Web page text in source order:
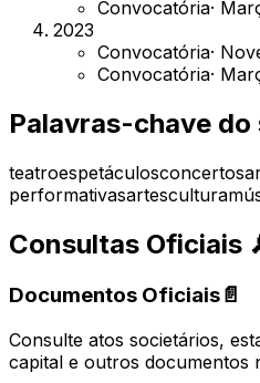
Convocatória·
2023
Convocatória·
Convocatória·
Palavras-chave do
teatroespetáculosconcertos
performativasartescultura
Consultas Oficiais
Documentos Oficiais📄
Consulte atos societários,
capital e outros documentos